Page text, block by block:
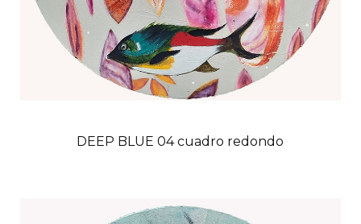
DEEP BLUE 04 cuadro redondo